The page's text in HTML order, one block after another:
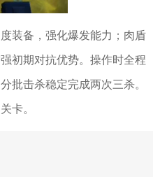
装备，强化爆发能力；肉盾
初期对抗优势。操作时全程
批击杀稳定完成两次三杀。
卡。